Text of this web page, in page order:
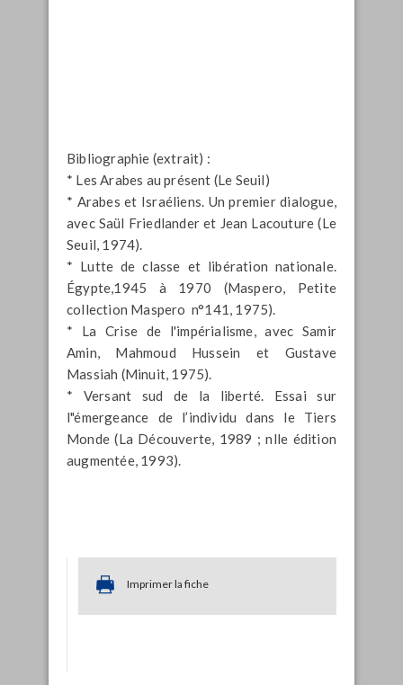
Bibliographie (extrait) :
* Les Arabes au présent (Le Seuil)
* Arabes et Israéliens. Un premier dialogue,
avec Saül Friedlander et Jean Lacouture (Le
Seuil, 1974).
* Lutte de classe et libération nationale.
Égypte,1945 à 1970 (Maspero, Petite
collection Maspero n°141, 1975).
* La Crise de l'impérialisme, avec Samir
Amin, Mahmoud Hussein et Gustave
Massiah (Minuit, 1975).
* Versant sud de la liberté. Essai sur
l"émergeance de l’individu dans le Tiers
Monde (La Découverte, 1989 ; nlle édition
augmentée, 1993).
Imprimer la fiche